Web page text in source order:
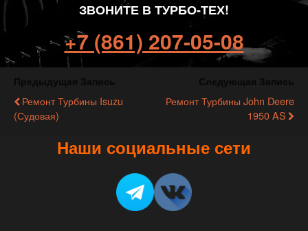
ЗВОНИТЕ В ТУРБО-ТЕХ!
+7 (861) 207-05-08
Ремонт Турбины Isuzu
(судовая)
Ремонт Турбины John Deere
1950 AS
Наши социальные сети